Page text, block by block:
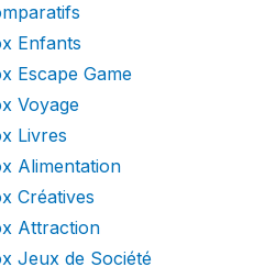
Enfants
Escape Game
Voyage
Livres
Alimentation
Créatives
Attraction
Jeux de Société